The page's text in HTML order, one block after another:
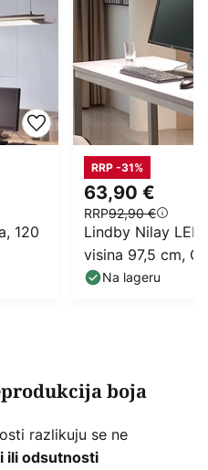
120
63,90 €
RRP92,90 €
RRP -31%
Lindby Nilay
visina 97,5 cm,
Na lageru
boja
razlikuju se ne
ili odsutnosti